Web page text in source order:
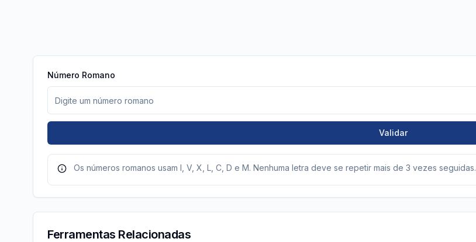
Número Romano
Validar
Os números romanos usam I, V, X, L, C, D e M. Nenhuma letra deve se repetir mais de 3 vezes seguidas.
Ferramentas Relacionadas